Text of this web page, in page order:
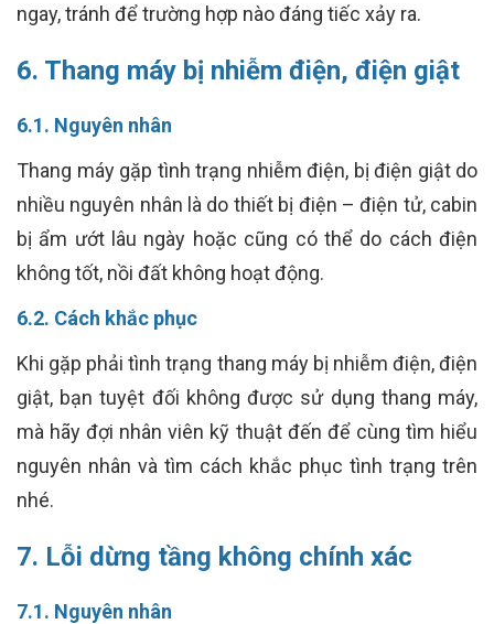
ngay, tránh để trường hợp nào đáng tiếc xảy ra.
6. Thang máy bị nhiễm điện, điện giật
6.1. Nguyên nhân
Thang máy gặp tình trạng nhiễm điện, bị điện giật do
nhiều nguyên nhân là do thiết bị điện – điện tử, cabin
bị ẩm ướt lâu ngày hoặc cũng có thể do cách điện
không tốt, nồi đất không hoạt động.
6.2. Cách khắc phục
Khi gặp phải tình trạng thang máy bị nhiễm điện, điện
giật, bạn tuyệt đối không được sử dụng thang máy,
mà hãy đợi nhân viên kỹ thuật đến để cùng tìm hiểu
nguyên nhân và tìm cách khắc phục tình trạng trên
nhé.
7. Lỗi dừng tầng không chính xác
7.1. Nguyên nhân